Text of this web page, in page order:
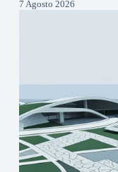
7 Agosto 2026